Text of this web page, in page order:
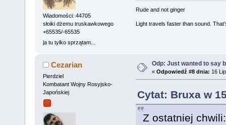
Wiadomości: 44705
słoiki dżemu truskawkowego
+65535/-65535
ja tu tylko sprzątam...
Rude and not ginger
Light travels faster than sound.
Cezarian
Pierdziel
Kombatant Wojny Rosyjsko-
Japońskiej
Odp: Just wanted to say
« Odpowiedź #8 dnia: 16
Cytat: Bruxa w
Z ostatniej